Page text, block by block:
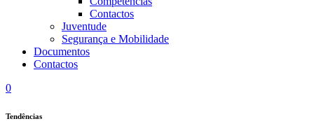
Contactos
Juventude
Segurança e Mobilidade
Documentos
Contactos
0
Tendências